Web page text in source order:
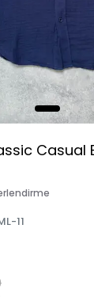
Casual
11